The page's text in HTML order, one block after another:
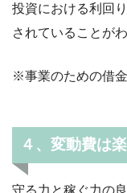
投資における利回
されていることが
※事業のための借金
４、変動費は